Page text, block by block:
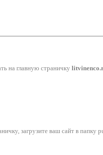
на главную страничку
загрузите ваш сайт в папку